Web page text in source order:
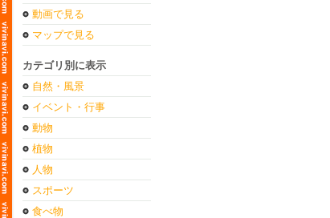
動画で見る
マップで見る
カテゴリ別に表示
自然・風景
イベント・行事
動物
植物
人物
スポーツ
食べ物